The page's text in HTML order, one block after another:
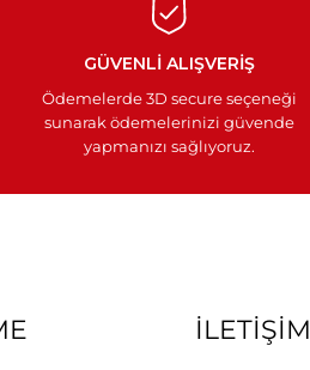
GÜVENLİ ALIŞVERİŞ
Ödemelerde 3D secure seçeneği
sunarak ödemelerinizi güvende
yapmanızı sağlıyoruz.
İLETİŞİM